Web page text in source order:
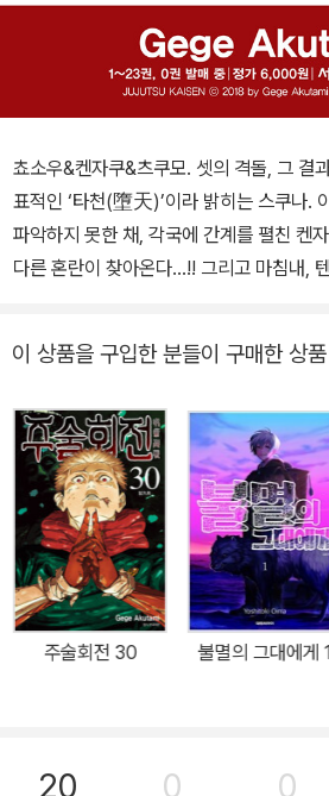
쵸소우&켄자쿠&츠쿠모. 셋의 격돌, 그 결
표적인 ‘타천(墮天)’이라 밝히는 스쿠나.
파악하지 못한 채, 각국에 간계를 펼친 켄
다른 혼란이 찾아온다…!! 그리고 마침내,
박스에서 국내 최초 방영!
이 상품을 구입한 분들이 구매한 상품
주술회전 30 불멸의 그대에게 1
20 0 0